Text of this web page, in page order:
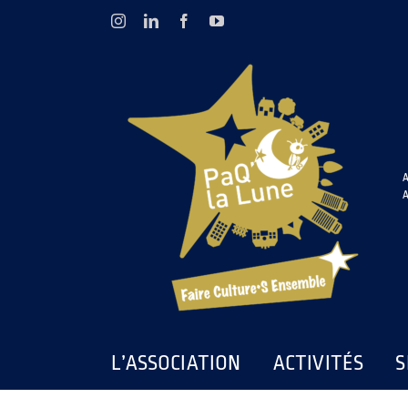
InstagramLinkedInFacebookYouTube
L’ASSOCIATION ACTIVITÉS